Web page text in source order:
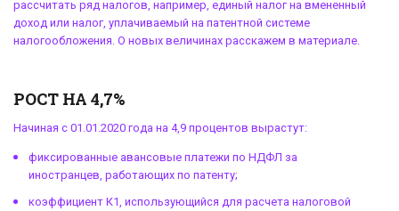
рассчитать ряд налогов, например, единый налог на вмененный
доход или налог, уплачиваемый на патентной системе
налогообложения. О новых величинах расскажем в материале.
РОСТ НА 4,7%
Начиная с 01.01.2020 года на 4,9 процентов вырастут:
фиксированные авансовые платежи по НДФЛ за
иностранцев, работающих по патенту;
коэффициент К1, использующийся для расчета налоговой